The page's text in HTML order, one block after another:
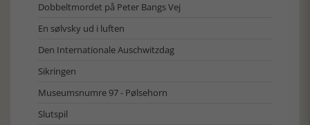
Dobbeltmordet på Peter Bangs Vej
En sølvsky ud i luften
Den Internationale Auschwitzdag
Sikringen
Museumsnumre 97 - Pølsehorn
Slutspil